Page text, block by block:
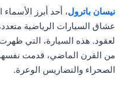
نيسان باترول، أحد أبرز
لعقود. هذه السيارة، التي
من القرن الماضي، قدمت نفسها
الصحراء والتضاريس الوعرة.